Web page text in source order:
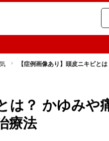
【症例画像あり】頭皮ニキビと
は？ かゆみや
療法